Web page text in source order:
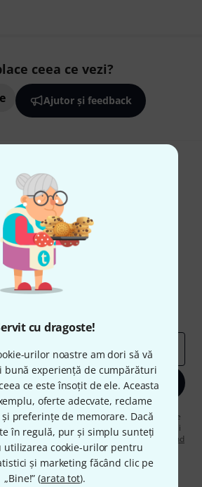
cu dragoste!
urilor noastre am dori să vă
bună experiență de cumpărături
ce este însoțit de ele. Aceasta
oferte adecvate, reclame
preferințe de memorare. Dacă
în regulă, pur și simplu sunteți
utilizarea cookie-urilor pentru
și marketing făcând clic pe
„Bine!” (arata tot).
ceea ce vezi?
Ajutor și feedback
Thomann
informativ Thomann în limba
puteți câștiga unul dintre
de50 €fiecare!
Înscrie-te acum
acum”, sunteți de acord să primiți publicitate
în orice moment. Puteți găsi informații
informativ în regulamentul nostru privind
protecția datelor.
* Necesar